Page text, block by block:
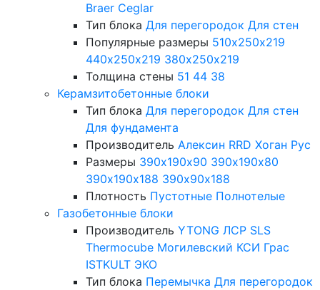
Braer Ceglar
Тип блока Для перегородок Для стен
Популярные размеры 510х250х219
440х250х219 380х250х219
Толщина стены 51 44 38
Керамзитобетонные блоки
Тип блока Для перегородок Для стен
Для фундамента
Производитель Алексин RRD Хоган Рус
Размеры 390х190х90 390х190х80
390х190х188 390х90х188
Плотность Пустотные Полнотелые
Газобетонные блоки
Производитель YTONG ЛСР SLS
Thermocube Могилевский КСИ Грас
ISTKULT ЭКО
Тип блока Перемычка Для перегородок